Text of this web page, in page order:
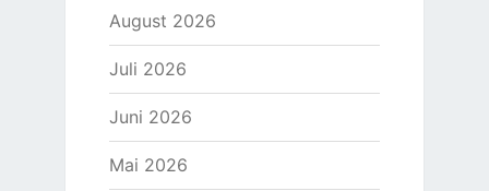
August 2026
Juli 2026
Juni 2026
Mai 2026